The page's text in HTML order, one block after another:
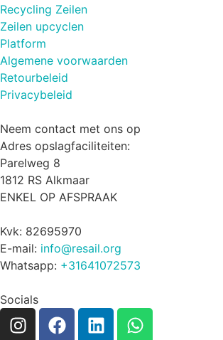
Recycling Zeilen
Zeilen upcyclen
Platform
Algemene voorwaarden
Retourbeleid
Privacybeleid
Neem contact met ons op
Adres opslagfaciliteiten:
Parelweg 8
1812 RS Alkmaar
ENKEL OP AFSPRAAK
Kvk: 82695970
E-mail: info@resail.org
Whatsapp: +31641072573
Socials